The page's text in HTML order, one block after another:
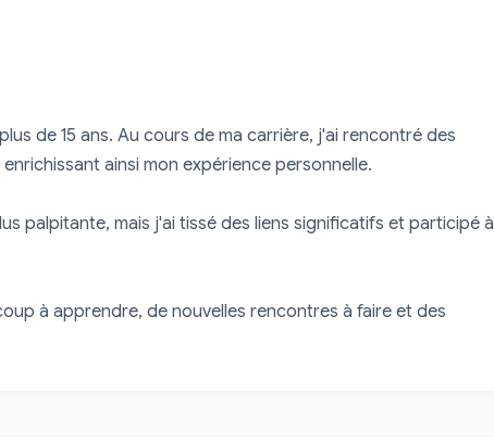
de 15 ans. Au cours de ma carrière, j'ai rencontré des
ainsi mon expérience personnelle.
palpitante, mais j'ai tissé des liens significatifs et participé à
à apprendre, de nouvelles rencontres à faire et des